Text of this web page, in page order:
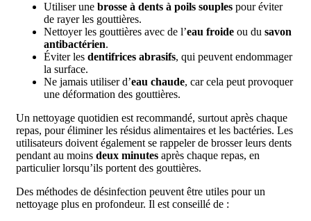
Utiliser une brosse à dents à poils souples pour éviter
de rayer les gouttières.
Nettoyer les gouttières avec de l’eau froide ou du savon
antibactérien.
Éviter les dentifrices abrasifs, qui peuvent endommager
la surface.
Ne jamais utiliser d’eau chaude, car cela peut provoquer
une déformation des gouttières.
Un nettoyage quotidien est recommandé, surtout après chaque
repas, pour éliminer les résidus alimentaires et les bactéries. Les
utilisateurs doivent également se rappeler de brosser leurs dents
pendant au moins deux minutes après chaque repas, en
particulier lorsqu’ils portent des gouttières.
Des méthodes de désinfection peuvent être utiles pour un
nettoyage plus en profondeur. Il est conseillé de :